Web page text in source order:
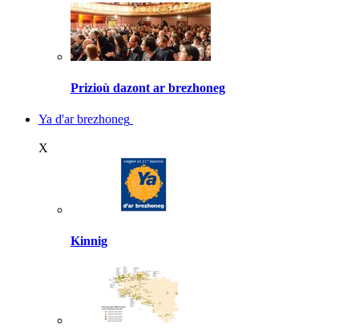
Prizioù dazont ar brezhoneg
Ya d'ar brezhoneg
X
Kinnig